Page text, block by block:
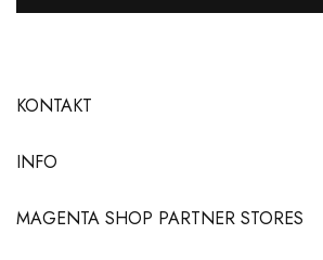
KONTAKT
INFO
MAGENTA SHOP PARTNER STORES